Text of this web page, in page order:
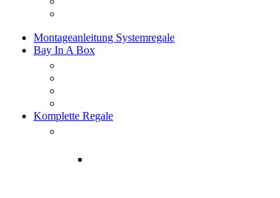
Montageanleitung Systemregale
Bay In A Box
Komplette Regale